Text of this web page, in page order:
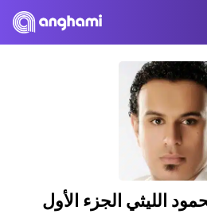
الليثي الجزء الأول